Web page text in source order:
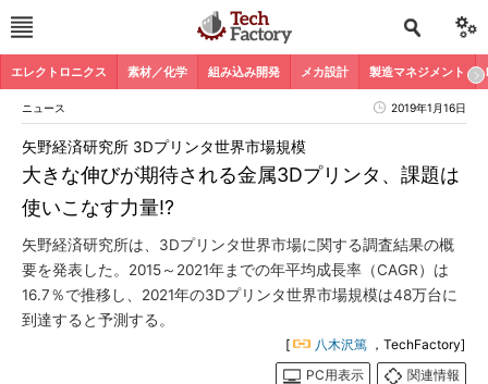
エレクトロニクス 素材／化学 組み込み開発 メカ設計 製造マネジメント
ニュース 2019年1月16日
大きな伸びが期待される金属3Dプリンタ、課題は
使いこなす力量!?
矢野経済研究所 3Dプリンタ世界市場規模
矢野経済研究所は、3Dプリンタ世界市場に関する調査結果の概
要を発表した。2015～2021年までの年平均成長率（CAGR）は
16.7％で推移し、2021年の3Dプリンタ世界市場規模は48万台に
到達すると予測する。
[ 八木沢篤 ，TechFactory]
PC用表示
関連情報